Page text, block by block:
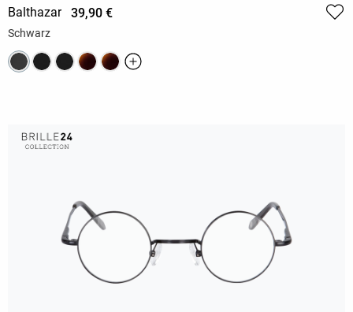
Balthazar 39,90 €
Schwarz